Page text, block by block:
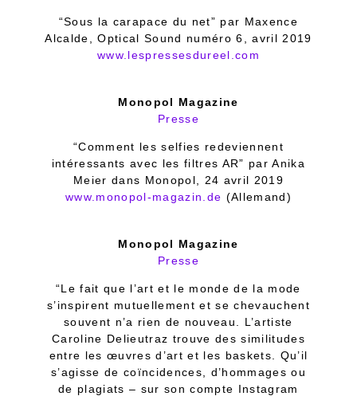
“Sous la carapace du net” par Maxence
Alcalde, Optical Sound numéro 6, avril 2019
www.lespressesdureel.com
Monopol Magazine
Presse
“Comment les selfies redeviennent
intéressants avec les filtres AR” par Anika
Meier dans Monopol, 24 avril 2019
www.monopol-magazin.de (Allemand)
Monopol Magazine
Presse
“Le fait que l’art et le monde de la mode
s’inspirent mutuellement et se chevauchent
souvent n’a rien de nouveau. L’artiste
Caroline Delieutraz trouve des similitudes
entre les œuvres d’art et les baskets. Qu’il
s’agisse de coïncidences, d’hommages ou
de plagiats – sur son compte Instagram